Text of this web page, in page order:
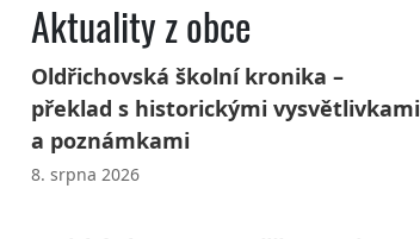
Aktuality z obce
Oldřichovská školní kronika –
překlad s historickými vysvětlivkami
a poznámkami
8. srpna 2026